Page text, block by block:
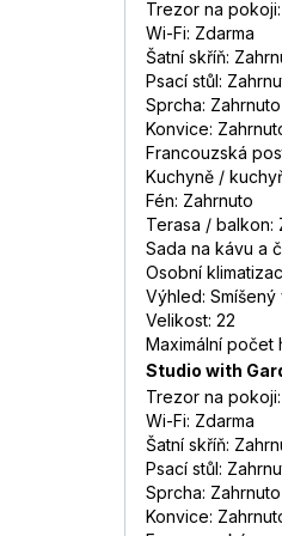
Trezor na
Wi-Fi: Zdarma
Šatní skříň:
Psací stůl:
Sprcha: Zahrnuto
Konvice:
Francouzská
Kuchyně /
Fén: Zahrnuto
Terasa / balkon:
Sada na kávu a
Osobní
Výhled: Smíšený
Velikost: 22
Maximální počet
Studio with
Trezor na
Wi-Fi: Zdarma
Šatní skříň:
Psací stůl:
Sprcha: Zahrnuto
Konvice: